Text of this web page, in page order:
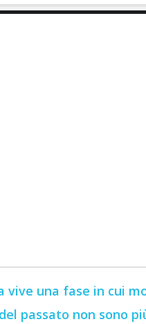
vive una fase in cui
passato non sono